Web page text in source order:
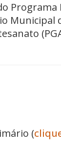
Programa
Municipal
(